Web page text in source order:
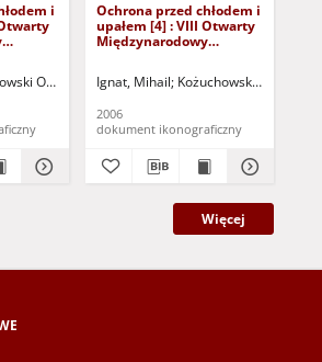
i
Ośrodek Kultury i Sportu "Zamek"
Ochrona przed chłodem i
upałem [4] : VIII Otwarty
Międzynarodowy
Satyryczny / Mihail Ignat
Ignat, Mihail Kożuchowski Ośrodek
2006
dokument ikonograficzny
Więcej